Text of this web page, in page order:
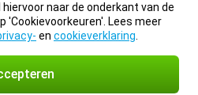
naar de onderkant van de
'Cookievoorkeuren'. Lees meer
en cookieverklaring